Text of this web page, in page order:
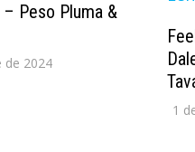
– Peso Pluma &
de 2024
1